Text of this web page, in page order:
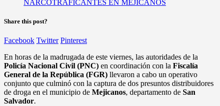
Share this post?
Facebook Twitter Pinterest
En horas de la madrugada de este viernes, las autoridades de la
Policía Nacional Civil (PNC) en coordinación con la Fiscalía
General de la República (FGR) llevaron a cabo un operativo
conjunto que culminó con la captura de dos presuntos distribuidores
de droga en el municipio de Mejicanos, departamento de San
Salvador.